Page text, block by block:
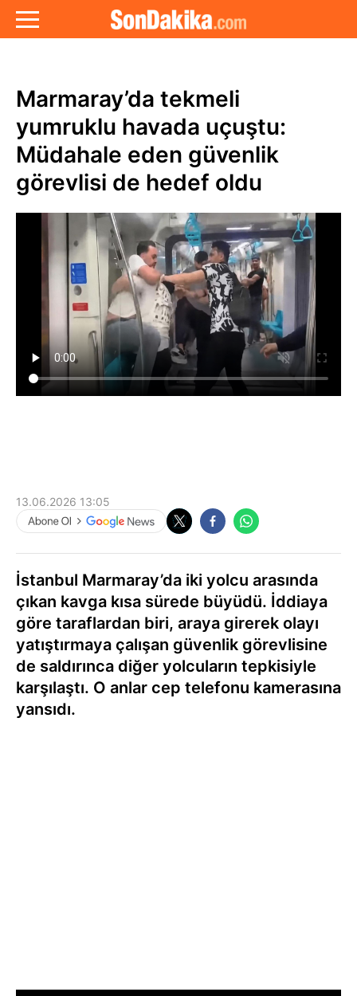
Marmaray’da tekmeli
yumruklu havada uçuştu:
Müdahale eden güvenlik
görevlisi de hedef oldu
13.06.2026 13:05
İstanbul Marmaray’da iki yolcu arasında
çıkan kavga kısa sürede büyüdü. İddiaya
göre taraflardan biri, araya girerek olayı
yatıştırmaya çalışan güvenlik görevlisine
de saldırınca diğer yolcuların tepkisiyle
karşılaştı. O anlar cep telefonu kamerasına
yansıdı.